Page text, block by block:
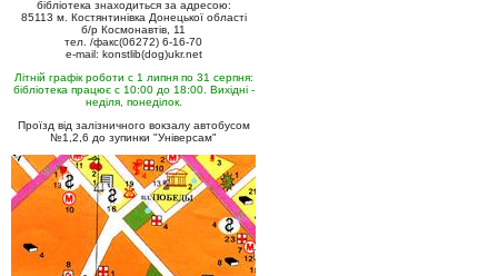
бібліотека знаходиться за адресою:
85113 м. Костянтинівка Донецької області
б/р Космонавтів, 11
тел. /факс(06272) 6-16-70
e-mail: konstlib(dog)ukr.net
Літній графік роботи с 1 липня по 31 серпня:
бібліотека працює с 10:00 до 18:00. Вихідні -
неділя, понеділок.
Проїзд від залізничного вокзалу автобусом
№1,2,6 до зупинки "Універсам"